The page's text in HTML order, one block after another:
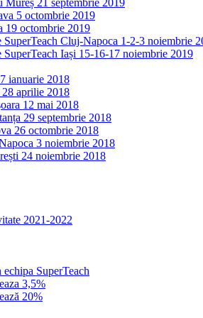
Mureș 21 septembrie 2019
5 octombrie 2019
19 octombrie 2019
SuperTeach Cluj-Napoca 1-2-3 noiembrie
SuperTeach Iași 15-16-17 noiembrie 2019
ianuarie 2018
aprilie 2018
12 mai 2018
29 septembrie 2018
26 octombrie 2018
3 noiembrie 2018
24 noiembrie 2018
2021-2022
SuperTeach
3,5%
20%